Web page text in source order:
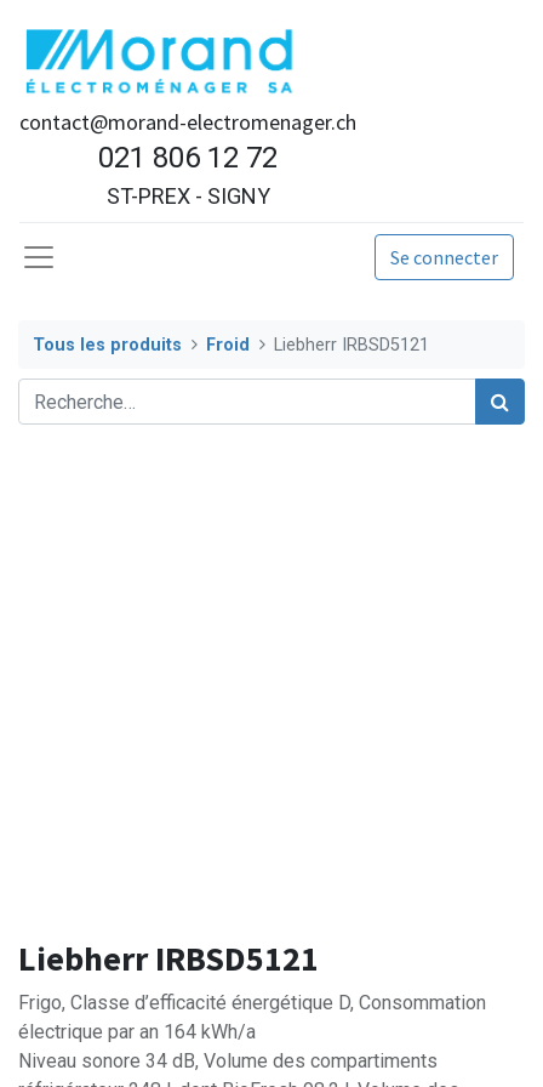
contact@morand-electromenager.ch
021 806 12 72
ST-PREX - SIGNY
Se connecter
Tous les produits Froid Liebherr IRBSD5121
Liebherr IRBSD5121
Frigo, Classe d’efficacité énergétique D, Consommation
électrique par an 164 kWh/a
Niveau sonore 34 dB, Volume des compartiments